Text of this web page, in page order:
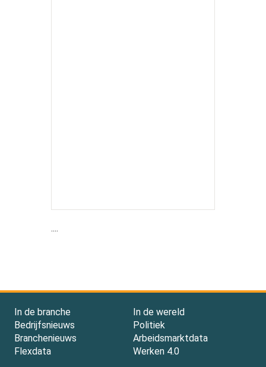
....
In de branche
Bedrijfsnieuws
Branchenieuws
Flexdata
In de wereld
Politiek
Arbeidsmarktdata
Werken 4.0